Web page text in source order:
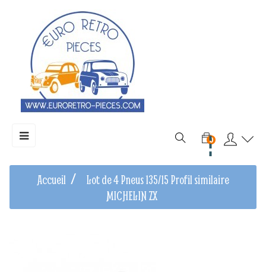
Basculer
☰ 0
Accueil
Lot de 4 Pneus 135/15 Profil similaire
MICHELIN ZX